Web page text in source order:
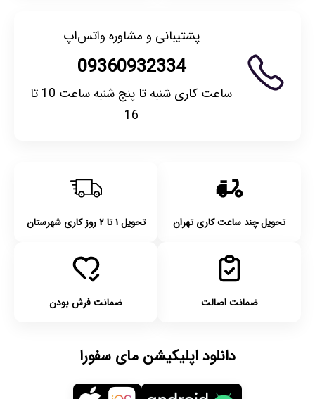
پشتیبانی و مشاوره واتس‌اپ
09360932334
ساعت کاری شنبه تا پنج شنبه ساعت 10 تا
16
تحویل چند ساعت کاری تهران تحویل ۱ تا ۲ روز کاری شهرستان
ضمانت اصالت ضمانت فرش بودن
دانلود اپلیکیشن مای سفورا